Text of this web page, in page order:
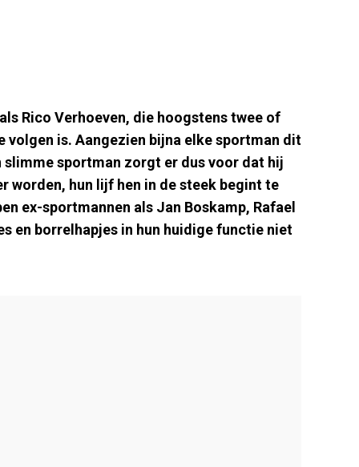
Rico Verhoeven, die hoogstens twee of
is. Aangezien bijna elke sportman dit
sportman zorgt er dus voor dat hij
worden, hun lijf hen in de steek begint te
ex-sportmannen als Jan Boskamp, Rafael
en borrelhapjes in hun huidige functie niet